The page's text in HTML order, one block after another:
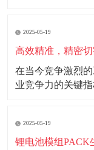
本。 2.精准度：
工业产品需求。
2025-05-19
高效精准，精密
在当今竞争激烈
业竞争力的关键
为工业制造注入
发展的重要力量
2025-05-19
锂电池模组PACK